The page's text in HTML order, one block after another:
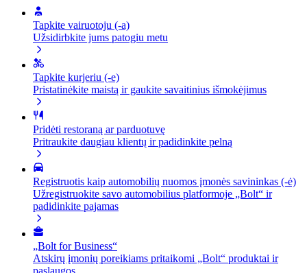
Tapkite vairuotoju (-a)
Užsidirbkite jums patogiu metu
Tapkite kurjeriu (-e)
Pristatinėkite maistą ir gaukite savaitinius išmokėjimus
Pridėti restoraną ar parduotuvę
Pritraukite daugiau klientų ir padidinkite pelną
Registruotis kaip automobilių nuomos įmonės savininkas (-ė)
Užregistruokite savo automobilius platformoje „Bolt“ ir
padidinkite pajamas
„Bolt for Business“
Atskirų įmonių poreikiams pritaikomi „Bolt“ produktai ir
paslaugos